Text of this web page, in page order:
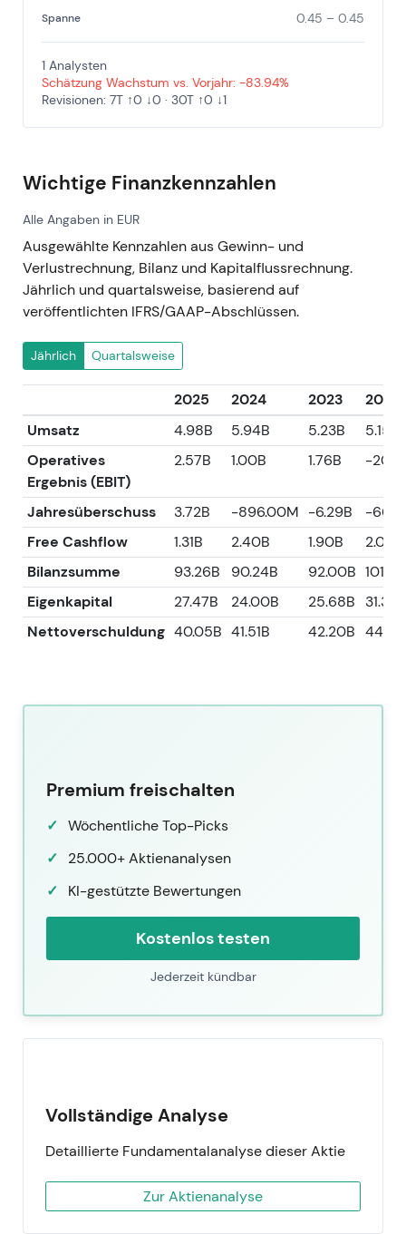
Spanne 0.45 – 0.45
1 Analysten
Schätzung Wachstum vs. Vorjahr: -83.94%
Revisionen: 7T ↑0 ↓0 · 30T ↑0 ↓1
Wichtige Finanzkennzahlen
Alle Angaben in EUR
Ausgewählte Kennzahlen aus Gewinn- und
Verlustrechnung, Bilanz und Kapitalflussrechnung.
Jährlich und quartalsweise, basierend auf
veröffentlichten IFRS/GAAP-Abschlüssen.
Jährlich Quartalsweise
2025 2024 2023
2022
Umsatz
4.98B 5.94B 5.23B
5.15B
Operatives
Ergebnis (EBIT)
2.57B 1.00B 1.76B -
Jahresüberschuss 3.72B -896.00M -6.29B
-
Free Cashflow
1.31B 2.40B 1.90B
2.08B
Bilanzsumme
93.26B 90.24B 92.00B
Eigenkapital
27.47B 24.00B 25.68B
31.33B
Nettoverschuldung 40.05B 41.51B 42.20B
Premium freischalten
Wöchentliche Top-Picks
25.000+ Aktienanalysen
KI-gestützte Bewertungen
Kostenlos testen
Jederzeit kündbar
Vollständige Analyse
Detaillierte Fundamentalanalyse dieser Aktie
Zur Aktienanalyse